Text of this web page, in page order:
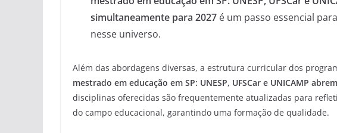
simultaneamente para 2027 é um passo essencial
nesse universo.
Além das abordagens diversas, a estrutura curricular dos
mestrado em educação em SP: UNESP, UFSCar e UNICAMP
disciplinas oferecidas são frequentemente atualizadas para
do campo educacional, garantindo uma formação de qualidade.